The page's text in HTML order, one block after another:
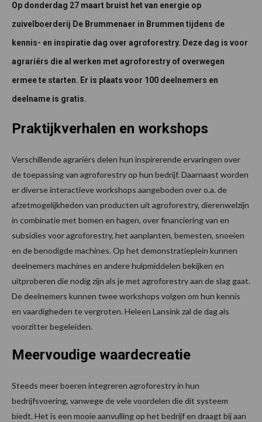
Op donderdag 27 maart bruist het van energie op
zuivelboerderij De Brummenaer in Brummen tijdens de
kennis- en inspiratie dag over agroforestry. Deze dag is voor
agrariërs die al werken met agroforestry of overwegen
ermee te starten. Er is plaats voor 100 deelnemers en
deelname is gratis.
Praktijkverhalen en workshops
Verschillende agrariërs delen hun inspirerende ervaringen over
de toepassing van agroforestry op hun bedrijf. Daarnaast worden
er diverse interactieve workshops aangeboden over o.a. de
afzetmogelijkheden van producten uit agroforestry, dierenwelzijn
in combinatie met bomen en hagen, over financiering van en
subsidies voor agroforestry, het aanplanten, bemesten, snoeien
en de benodigde machines. Op het demonstratieplein kunnen
deelnemers machines en andere hulpmiddelen bekijken en
uitproberen die nodig zijn als je met agroforestry aan de slag gaat.
De deelnemers kunnen twee workshops volgen om hun kennis
en vaardigheden te vergroten. Heleen Lansink zal de dag als
voorzitter begeleiden.
Meervoudige waardecreatie
Steeds meer boeren integreren agroforestry in hun
bedrijfsvoering, vanwege de vele voordelen die dit systeem
biedt. Het is een mooie aanvulling op het bedrijf en draagt bij aan